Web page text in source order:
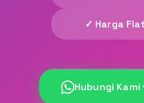
✓ Harga
Hubungi